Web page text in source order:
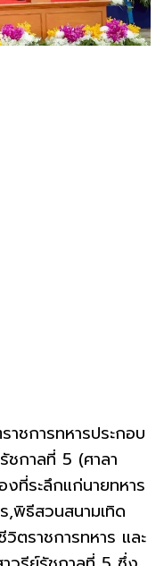
าชการทหารประกอบ
ชกาลที่ 5 (ศาลา
ที่ระลึกแก่นายทหาร
,พิธีสวนสนามเทิด
ตราชการทหาร และ